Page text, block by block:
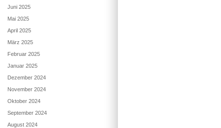
Juni 2025
Mai 2025
April 2025
März 2025
Februar 2025
Januar 2025
Dezember 2024
November 2024
Oktober 2024
September 2024
August 2024